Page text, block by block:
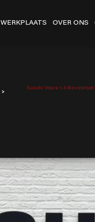
WERKPLAATS OVER ONS
>
Suzuki Vitara 1.4